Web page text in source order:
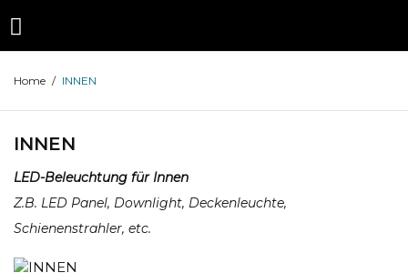
Home / INNEN
INNEN
LED-Beleuchtung für Innen
Z.B. LED Panel, Downlight, Deckenleuchte,
Schienenstrahler, etc.